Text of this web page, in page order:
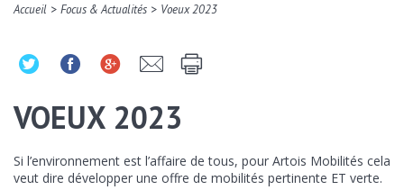
Accueil > Focus & Actualités > Voeux 2023
VOEUX 2023
Si l’environnement est l’affaire de tous, pour Artois Mobilités cela
veut dire développer une offre de mobilités pertinente ET verte.